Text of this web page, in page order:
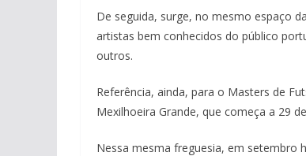
De seguida, surge, no mesmo espaço
artistas bem conhecidos do público
outros.
Referência, ainda, para o Masters de
Mexilhoeira Grande, que começa a 29
Nessa mesma freguesia, em setembro